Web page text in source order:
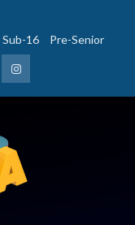
Sub-16 Pre-Senior
Instagram